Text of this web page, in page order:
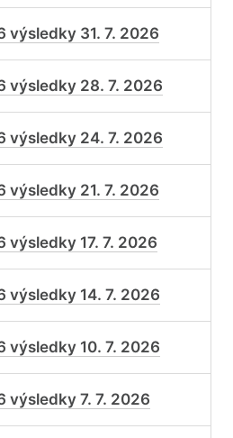
výsledky 31. 7. 2026
výsledky 28. 7. 2026
výsledky 24. 7. 2026
výsledky 21. 7. 2026
výsledky 17. 7. 2026
výsledky 14. 7. 2026
výsledky 10. 7. 2026
výsledky 7. 7. 2026